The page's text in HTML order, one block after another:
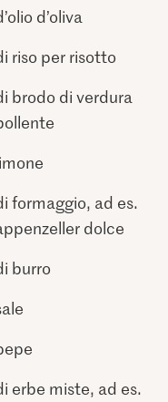
d’oliva
riso per risotto
brodo di verdura
formaggio, ad es.
dolce
burro
erbe miste, ad es.